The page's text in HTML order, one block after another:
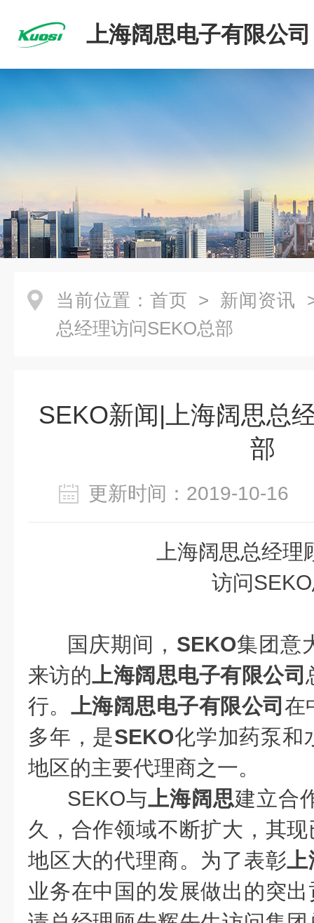
上海阔思电子有限公司
当前位置： 首页 > 新闻资讯
总经理访问SEKO总部
SEKO新闻|上海阔思总
部
更新时间：2019-10-
上海阔思总经
访问
国庆期间， SEKO集团意
来访的上海阔思电子有限公司
行。 上海阔思电子有限公司 在
多年，是SEKO化学加药泵和
地区的主要代理商之一。
SEKO与上海阔思建立合
久，合作领域不断扩大，其
地区大的代理商。为了表彰上
业务在中国的发展做出的突